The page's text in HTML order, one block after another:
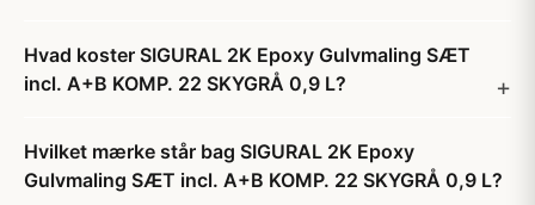
Hvad koster SIGURAL 2K Epoxy Gulvmaling SÆT
incl. A+B KOMP. 22 SKYGRÅ 0,9 L?
Hvilket mærke står bag SIGURAL 2K Epoxy
Gulvmaling SÆT incl. A+B KOMP. 22 SKYGRÅ 0,9 L?